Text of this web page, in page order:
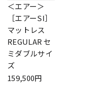
＜エアー＞
［エアーSI］
マットレス
REGULAR セ
ミダブルサイ
ズ
159,500円